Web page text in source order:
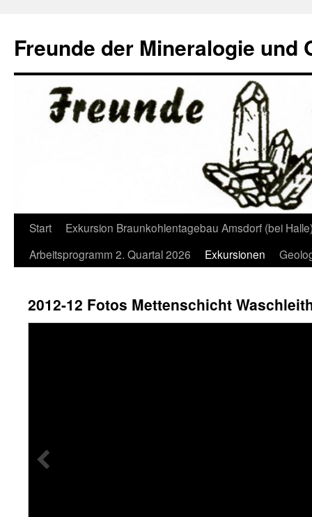
Freunde der Mineralogie und
Springe
zum
Start
Exkursion Braunkohlentagebau Amsdorf (bei
Arbeitsprogramm 2. Quartal 2026
Exkursionen
2012-12 Fotos Mettenschicht